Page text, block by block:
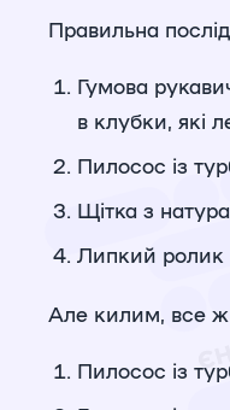
Правильна
Гумова
в клубки, які
Пилосос із
Щітка з
Липкий ролик
Але килим, все ж
Пилосос із